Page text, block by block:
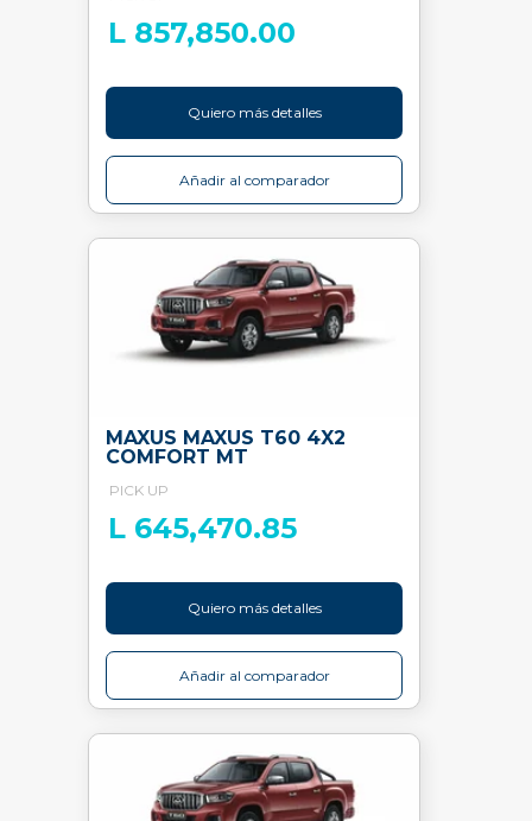
L 857,850.00
Quiero más detalles
Añadir al comparador
MAXUS MAXUS T60 4X2
COMFORT MT
PICK UP
L 645,470.85
Quiero más detalles
Añadir al comparador